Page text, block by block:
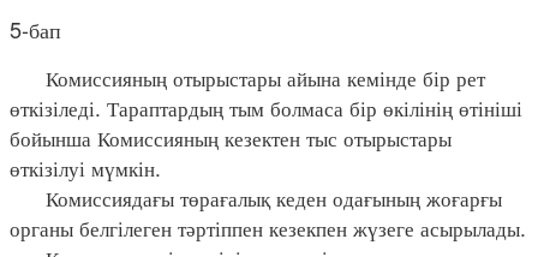
5-бап
Комиссияның отырыстары айына кемінде бір рет
өткізіледі. Тараптардың тым болмаса бір өкілінің өтініші
бойынша Комиссияның кезектен тыс отырыстары
өткізілуі мүмкін.
Комиссиядағы төрағалық кеден одағының жоғарғы
органы белгілеген тәртіппен кезекпен жүзеге асырылады.